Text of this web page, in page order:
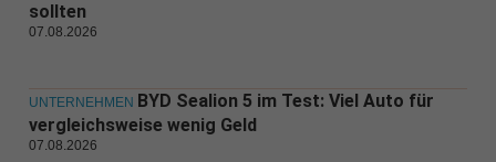
sollten
07.08.2026
UNTERNEHMEN BYD Sealion 5 im Test: Viel Auto für
vergleichsweise wenig Geld
07.08.2026